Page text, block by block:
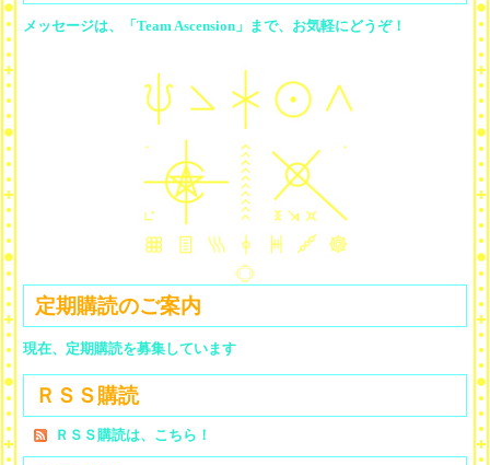
メッセージは、「Team Ascension」まで、お気軽にどうぞ！
定期購読のご案内
現在、定期購読を募集しています
ＲＳＳ購読
ＲＳＳ購読は、こちら！